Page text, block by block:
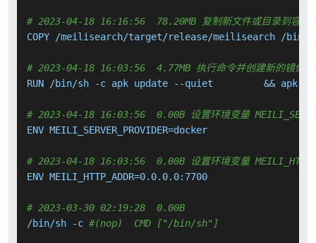
# 2023-04-18 16:16:56  78.20MB 复制新文件或目录到容器
COPY /meilisearch/target/release/meilisearch /bin/
# 2023-04-18 16:03:56  4.77MB 执行命令并创建新的镜像层
RUN /bin/sh -c apk update --quiet         && apk
# 2023-04-18 16:03:56  0.00B 设置环境变量
ENV MEILI_SERVER_PROVIDER=docker
# 2023-04-18 16:03:56  0.00B 设置环境变量
ENV MEILI_HTTP_ADDR=0.0.0.0:7700
# 2023-03-30 02:19:28  0.00B
/bin/sh -c #(nop)  CMD ["/bin/sh"]